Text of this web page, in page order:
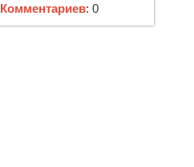
Комментариев: 0